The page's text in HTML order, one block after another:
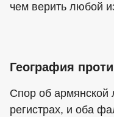
чем верить любой
География
Спор об армянской
регистрах, и оба